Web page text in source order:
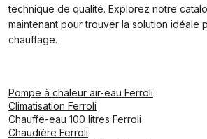
technique de qualité. Explorez notre
maintenant pour trouver la solution idéale
chauffage.
Pompe à chaleur air-eau Ferroli
Climatisation Ferroli
Chauffe-eau 100 litres Ferroli
Chaudière Ferroli